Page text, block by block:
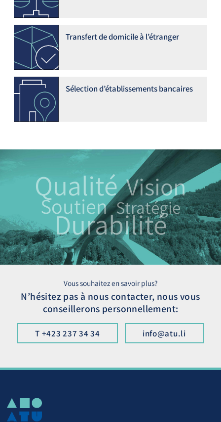
Transfert de domicile à l’étranger
Sélection d’établissements bancaires
Qualité Vision
Soutien Stratégie
Durabilité
Vous souhaitez en savoir plus?
N’hésitez pas à nous contacter, nous vous
conseillerons personnellement:
T +423 237 34 34 info@atu.li